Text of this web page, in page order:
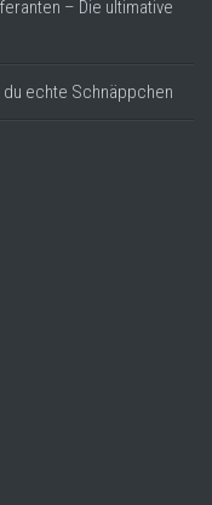
– Die ultimative
echte Schnäppchen